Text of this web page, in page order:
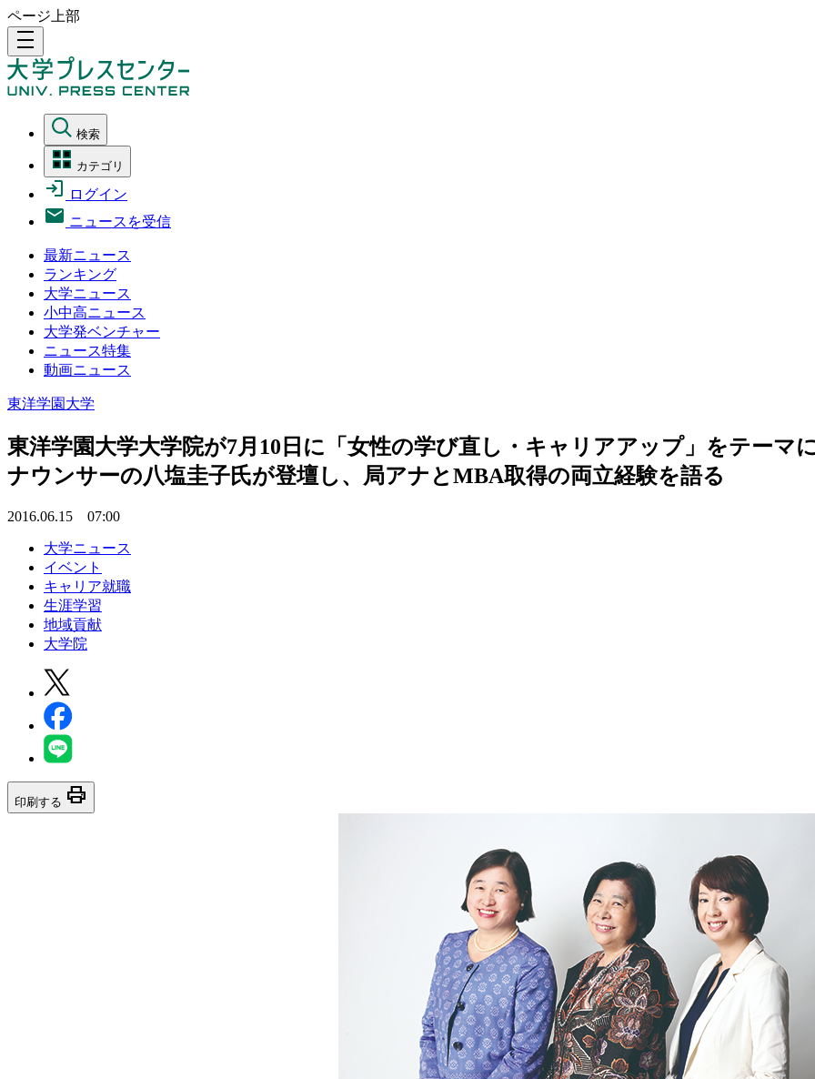
ページ上部
density_medium
検索
カテゴリ
ログイン
ニュースを受信
最新ニュース
ランキング
大学ニュース
小中高ニュース
大学発ベンチャー
ニュース特集
動画ニュース
東洋学園大学
東洋学園大学大学院が7月10日に「女性の学び直し・キャリアアップ」をテー
ナウンサーの八塩圭子氏が登壇し、局アナとMBA取得の両立経験を語る
2016.06.15 07:00
大学ニュース
イベント
キャリア就職
生涯学習
地域貢献
大学院
印刷する print